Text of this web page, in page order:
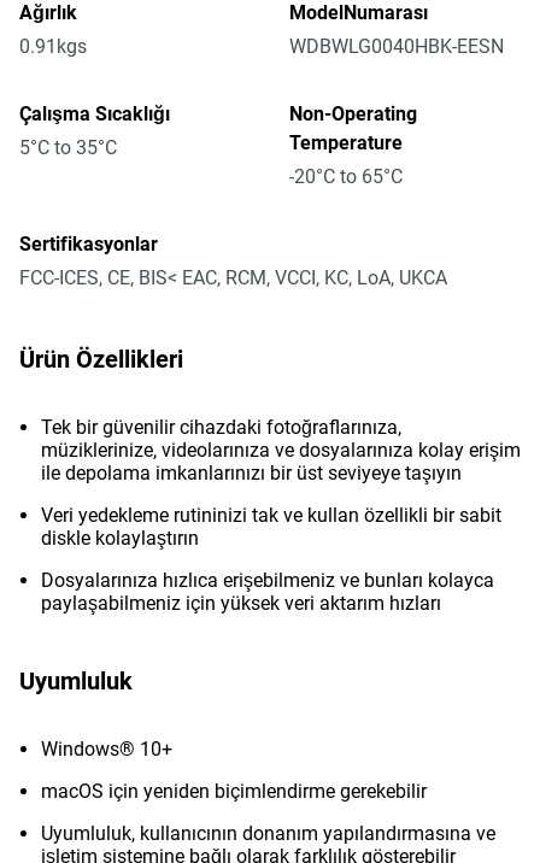
Ağırlık
0.91kgs
ModelNumarası
WDBWLG0040HBK-EESN
Çalışma Sıcaklığı
5°C to 35°C
Non-Operating
Temperature
-20°C to 65°C
Sertifikasyonlar
FCC-ICES, CE, BIS< EAC, RCM, VCCI, KC, LoA, UKCA
Ürün Özellikleri
Tek bir güvenilir cihazdaki fotoğraflarınıza,
müziklerinize, videolarınıza ve dosyalarınıza kolay erişim
ile depolama imkanlarınızı bir üst seviyeye taşıyın
Veri yedekleme rutininizi tak ve kullan özellikli bir sabit
diskle kolaylaştırın
Dosyalarınıza hızlıca erişebilmeniz ve bunları kolayca
paylaşabilmeniz için yüksek veri aktarım hızları
Uyumluluk
Windows® 10+
macOS için yeniden biçimlendirme gerekebilir
Uyumluluk, kullanıcının donanım yapılandırmasına ve
işletim sistemine bağlı olarak farklılık gösterebilir